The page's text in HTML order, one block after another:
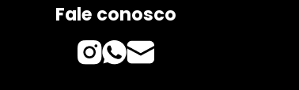
Fale conosco